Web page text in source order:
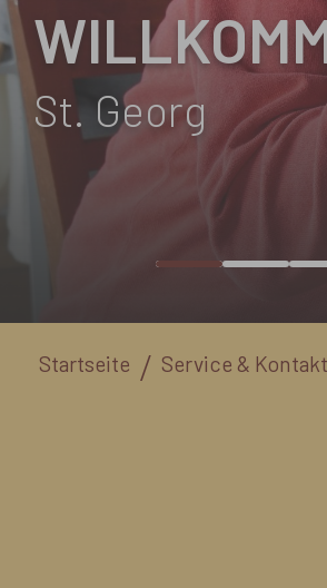
St. Georg
Startseite Service & Kontakt